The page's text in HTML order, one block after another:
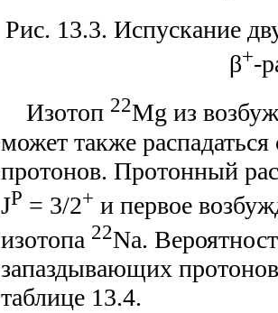
Рис. 13.3. Испускание
β+-
Изотоп 22Mg из
может также
протонов. Протонный
JP = 3/2+ и первое
изотопа 22Na.
запаздывающих
таблице 13.4.